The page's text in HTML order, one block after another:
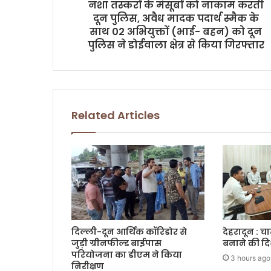
नशा तस्करों के मंसूबों को नाकाम करती
दून पुलिस, अवैध मादक पदार्थ स्मैक के
साथ 02 अभियुक्तों (भाई- बहन) को दून
पुलिस ने डोईवाला क्षेत्र से किया गिरफ्तार
Related Articles
दिल्ली-दून आर्थिक कॉरिडोर से
जुड़ी ग्रीनफील्ड बाईपास
परियोजना का डीएम ने किया
निरीक्षण
देहरादून :
बनाने की
3 hours ago